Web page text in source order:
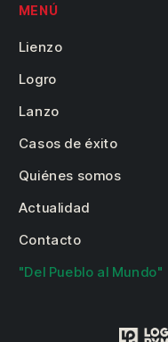
MENÚ
Lienzo
Logro
Lanzo
Casos de éxito
Quiénes somos
Actualidad
Contacto
"Del Pueblo al Mundo"